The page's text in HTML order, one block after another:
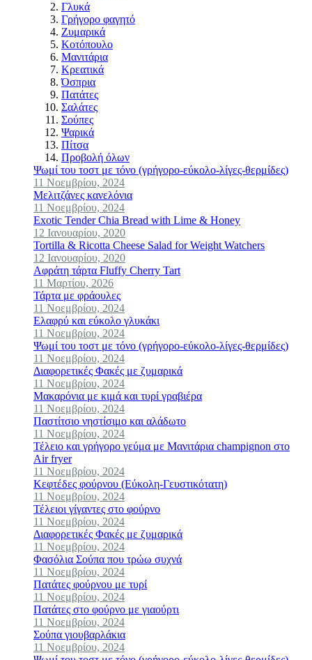
Γλυκά
Γρήγορο φαγητό
Ζυμαρικά
Κοτόπουλο
Μανιτάρια
Κρεατικά
Όσπρια
Πατάτες
Σαλάτες
Σούπες
Ψαρικά
Πίτσα
Προβολή όλων
Ψωμί του τοστ με τόνο (γρήγορο-εύκολο-λίγες-θερμίδες)
11 Νοεμβρίου, 2024
Μελιτζάνες κανελόνια
11 Νοεμβρίου, 2024
Exotic Tender Chia Bread with Lime & Honey
12 Ιανουαρίου, 2020
Tortilla & Ricotta Cheese Salad for Weight Watchers
12 Ιανουαρίου, 2020
Αφράτη τάρτα Fluffy Cherry Tart
11 Μαρτίου, 2026
Τάρτα με φράουλες
11 Νοεμβρίου, 2024
Ελαφρύ και εύκολο γλυκάκι
11 Νοεμβρίου, 2024
Ψωμί του τοστ με τόνο (γρήγορο-εύκολο-λίγες-θερμίδες)
11 Νοεμβρίου, 2024
Διαφορετικές Φακές με ζυμαρικά
11 Νοεμβρίου, 2024
Μακαρόνια με κιμά και τυρί γραβιέρα
11 Νοεμβρίου, 2024
Παστίτσιο νηστίσιμο και αλάδωτο
11 Νοεμβρίου, 2024
Τέλειο και γρήγορο γεύμα με Mανιτάρια champignon στο
Air fryer
11 Νοεμβρίου, 2024
Κεφτέδες φούρνου (Εύκολη-Γευστικότατη)
11 Νοεμβρίου, 2024
Τέλειοι γίγαντες στο φούρνο
11 Νοεμβρίου, 2024
Διαφορετικές Φακές με ζυμαρικά
11 Νοεμβρίου, 2024
Φασόλια Σούπα που τρώω συχνά
11 Νοεμβρίου, 2024
Πατάτες φούρνου με τυρί
11 Νοεμβρίου, 2024
Πατάτες στο φούρνο με γιαούρτι
11 Νοεμβρίου, 2024
Σούπα γιουβαρλάκια
11 Νοεμβρίου, 2024